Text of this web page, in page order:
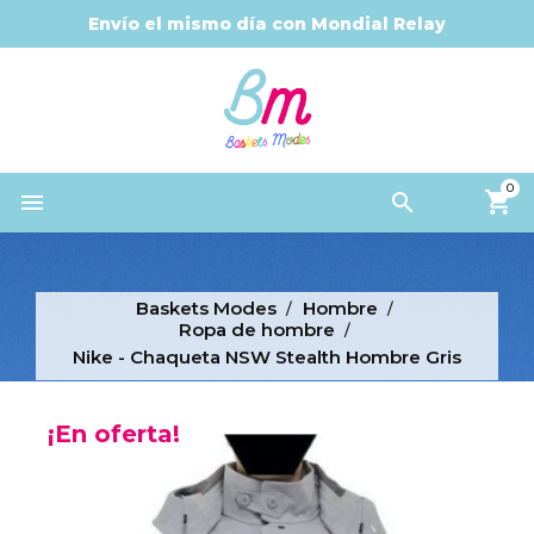
Envío el mismo día con Mondial Relay


0
Baskets Modes
Hombre
Ropa de hombre
Nike - Chaqueta NSW Stealth Hombre Gris
¡En oferta!